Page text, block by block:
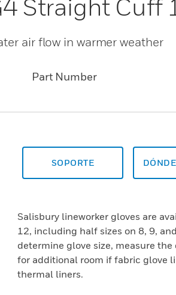
Straight Cuff
air flow in warmer weather
Part Number
SOPORTE
Salisbury lineworker gloves are
12, including half sizes on 8, 9,
determine glove size, measure
for additional room if fabric glove
thermal liners.